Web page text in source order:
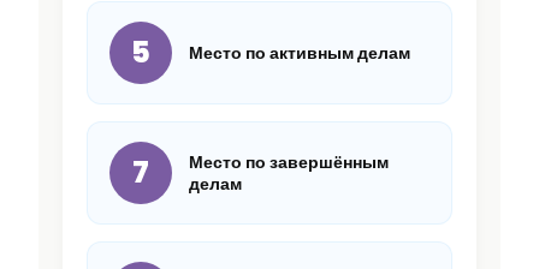
5 Место по активным делам
7
Место по завершённым
делам